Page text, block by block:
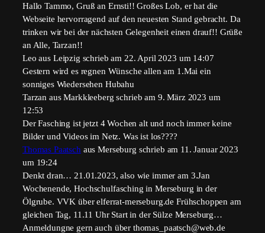
Hallo Tammo, Gruß an Ernsti!! Großes Lob, er hat die
Webseite hervorragend auf den neuesten Stand gebracht. Da
trinken wir bei der nächsten Gelegenheit einen drauf!! Grüße
an Alle, Tarzan!!
Leoaus Leipzig schrieb am 22. April 2023 um 14:07
Gestern wird es regnen Wünsche allen am 1.Mai ein
sonniges Wiedersehen Hubahu
Tarzan aus Markkleeberg schrieb am 9. März 2023 um
12:53
Der Fasching ist jetzt 4 Wochen alt und noch immer keine
Bilder und Videos im Netz. Was ist los????
Thomas Paatsch aus Merseburg schrieb am 11. Januar 2023
um 19:24
Denkt dran… 21.01.2023, also wie immer am 3.Jan
Wochenende, Hochschulfasching in Merseburg in der
Ölgrube. VVK über elferrat-merseburg.de Frühschoppen am
gleichen Tag, 11.11 Uhr Start in der Sülze Merseburg…
Anmeldungne gern auch über thomas_paatsch@web.de